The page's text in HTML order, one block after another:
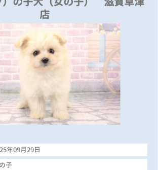
店
年09月29日
子